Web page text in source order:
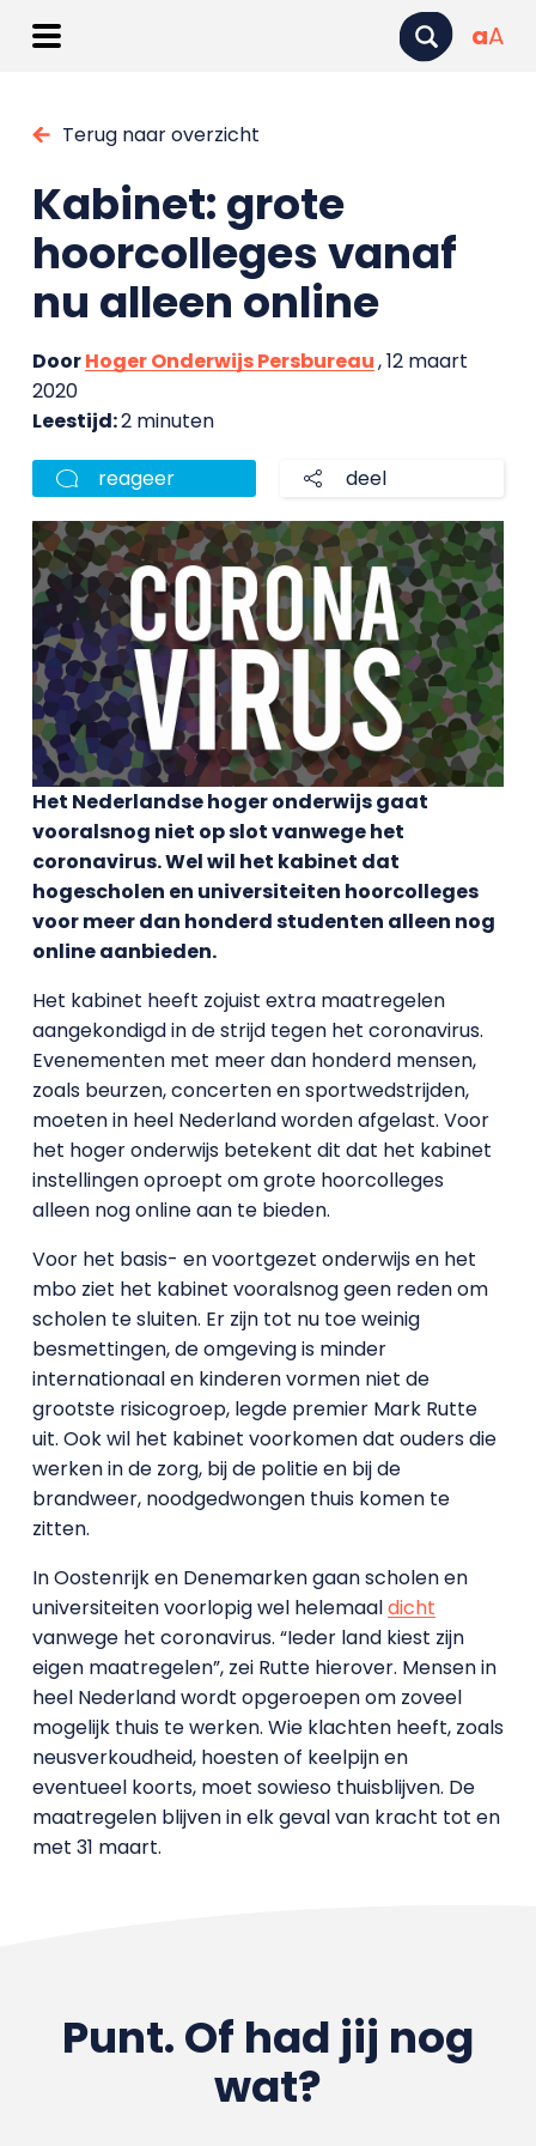
aA
Terug naar overzicht
Kabinet: grote
hoorcolleges vanaf
nu alleen online
DoorHoger Onderwijs Persbureau, 12 maart
2020
Leestijd:2 minuten
reageer deel
Het Nederlandse hoger onderwijs gaat
vooralsnog niet op slot vanwege het
coronavirus. Wel wil het kabinet dat
hogescholen en universiteiten hoorcolleges
voor meer dan honderd studenten alleen nog
online aanbieden.
Het kabinet heeft zojuist extra maatregelen
aangekondigd in de strijd tegen het coronavirus.
Evenementen met meer dan honderd mensen,
zoals beurzen, concerten en sportwedstrijden,
moeten in heel Nederland worden afgelast. Voor
het hoger onderwijs betekent dit dat het kabinet
instellingen oproept om grote hoorcolleges
alleen nog online aan te bieden.
Voor het basis- en voortgezet onderwijs en het
mbo ziet het kabinet vooralsnog geen reden om
scholen te sluiten. Er zijn tot nu toe weinig
besmettingen, de omgeving is minder
internationaal en kinderen vormen niet de
grootste risicogroep, legde premier Mark Rutte
uit. Ook wil het kabinet voorkomen dat ouders die
werken in de zorg, bij de politie en bij de
brandweer, noodgedwongen thuis komen te
zitten.
In Oostenrijk en Denemarken gaan scholen en
universiteiten voorlopig wel helemaaldicht
vanwege het coronavirus. “Ieder land kiest zijn
eigen maatregelen”, zei Rutte hierover. Mensen in
heel Nederland wordt opgeroepen om zoveel
mogelijk thuis te werken. Wie klachten heeft, zoals
neusverkoudheid, hoesten of keelpijn en
eventueel koorts, moet sowieso thuisblijven. De
maatregelen blijven in elk geval van kracht tot en
met 31 maart.
Punt. Of had jij nog
wat?